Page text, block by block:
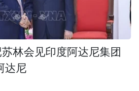
林会见印度阿达尼集团
达尼